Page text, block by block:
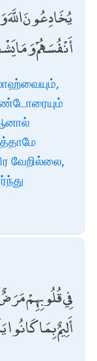
يُخَادِعُونَ
أَنْفُسَهُمْ وَمَا
வேறில்லை,
فِي قُلُوبِهِمْ
أَلِيمٌ بِمَا